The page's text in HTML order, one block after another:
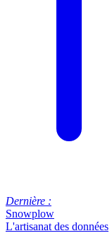
Dernière :
Snowplow
L'artisanat des données